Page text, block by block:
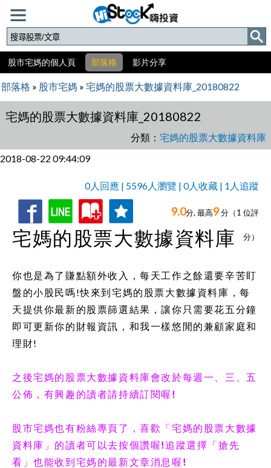
股市宅媽的個人頁 部落格 影片分享
部落格 » 股市宅媽 » 宅媽的股票大數據資料庫_20180822
宅媽的股票大數據資料庫_20180822
分類： 宅媽的股票大數據資料庫
2018-08-22 09:44:09
0人回應 | 5596人瀏覽 | 0人收藏 | 1人追蹤
收
藏
追
蹤
9.0分, 最高9分（1 位評
分）
宅媽的股票大數據資料庫
你也是為了賺點額外收入，每天工作之餘還要辛苦盯
盤的小股民嗎!快來到宅媽的股票大數據資料庫，每
天提供你最新的股票篩選結果，讓你只需要花五分鐘
即可更新你的財報資訊，和我一樣悠閒的兼顧家庭和
理財!
之後宅媽的股票大數據資料庫會改於每週一、三、五
公佈，有興趣的讀者請持續訂閱喔 !
股市宅媽也有粉絲專頁了，喜歡 「宅媽的股票大數據
資料庫 」 的讀者可以去按個讚喔!追蹤選擇 「搶先
看 」也能收到宅媽的最新文章消息喔 !